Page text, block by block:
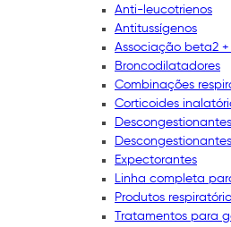
Anti-leucotrienos
Antitussígenos
Associação beta2
Broncodilatadores
Combinações
Corticoides
Expectorantes
Linha completa
Produtos
Tratamentos para